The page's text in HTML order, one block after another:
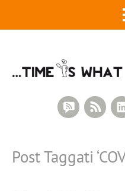
RSS
Post Taggati ‘